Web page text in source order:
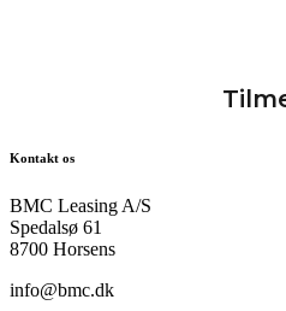
Kontakt os
BMC Leasing A/S
Spedalsø 61
8700 Horsens
info@bmc.dk